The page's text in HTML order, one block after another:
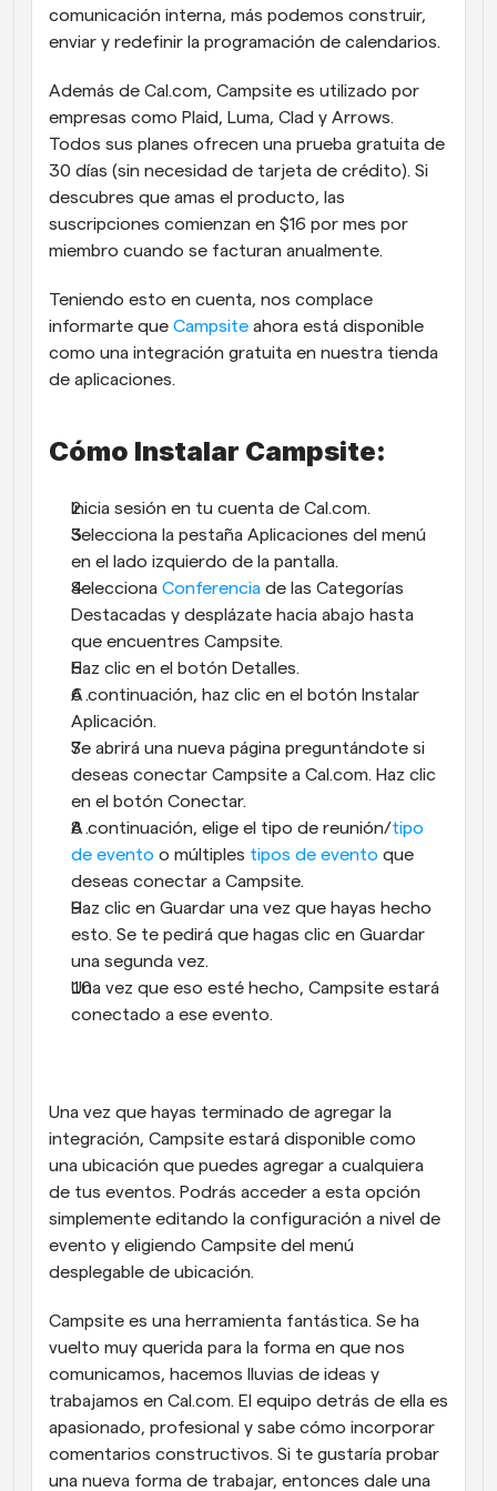
comunicación interna, más podemos construir,
enviar y redefinir la programación de calendarios.
Además de Cal.com, Campsite es utilizado por
empresas como Plaid, Luma, Clad y Arrows.
Todos sus planes ofrecen una prueba gratuita de
30 días (sin necesidad de tarjeta de crédito). Si
descubres que amas el producto, las
suscripciones comienzan en $16 por mes por
miembro cuando se facturan anualmente.
Teniendo esto en cuenta, nos complace
informarte que Campsite ahora está disponible
como una integración gratuita en nuestra tienda
de aplicaciones.
Cómo Instalar Campsite:
Inicia sesión en tu cuenta de Cal.com.
Selecciona la pestaña Aplicaciones del menú
en el lado izquierdo de la pantalla.
Selecciona Conferencia de las Categorías
Destacadas y desplázate hacia abajo hasta
que encuentres Campsite.
Haz clic en el botón Detalles.
A continuación, haz clic en el botón Instalar
Aplicación.
Se abrirá una nueva página preguntándote si
deseas conectar Campsite a Cal.com. Haz clic
en el botón Conectar.
A continuación, elige el tipo de reunión/tipo
de evento o múltiples tipos de evento que
deseas conectar a Campsite.
Haz clic en Guardar una vez que hayas hecho
esto. Se te pedirá que hagas clic en Guardar
una segunda vez.
Una vez que eso esté hecho, Campsite estará
conectado a ese evento.
Una vez que hayas terminado de agregar la
integración, Campsite estará disponible como
una ubicación que puedes agregar a cualquiera
de tus eventos. Podrás acceder a esta opción
simplemente editando la configuración a nivel de
evento y eligiendo Campsite del menú
desplegable de ubicación.
Campsite es una herramienta fantástica. Se ha
vuelto muy querida para la forma en que nos
comunicamos, hacemos lluvias de ideas y
trabajamos en Cal.com. El equipo detrás de ella es
apasionado, profesional y sabe cómo incorporar
comentarios constructivos. Si te gustaría probar
una nueva forma de trabajar, entonces dale una